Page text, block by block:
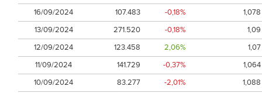
16/09/2024
107.483 -0,18%
1,078
13/09/2024
271.520 -0,18%
1,09
12/09/2024
123.458 2,06%
1,07
11/09/2024
141.729 -0,37%
1,064
10/09/2024
83.277 -2,01%
1,088